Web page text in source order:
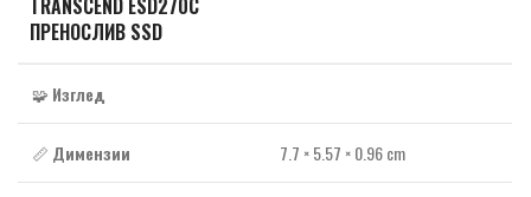
ПРЕНОСЛИВ SSD
🧩 Изглед
📏 Димензии 7.7 × 5.57 × 0.96 cm